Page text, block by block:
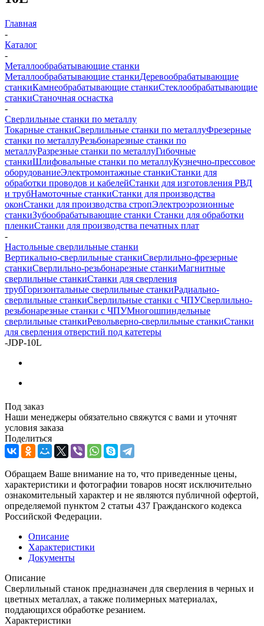
Главная
-
Каталог
-
Металлообрабатывающие станки
Металлообрабатывающие станкиДеревообрабатывающие
станкиКамнеобрабатывающие станкиСтеклообрабатывающие
станкиСтаночная оснастка
-
Сверлильные станки по металлу
Токарные станкиСверлильные станки по металлуФрезерные
станки по металлуРезьбонарезные станки по
металлуРазрезные станки по металлуГибочные
станкиШлифовальные станки по металлуКузнечно-прессовое
оборудованиеЭлектромонтажные станкиСтанки для
обработки проводов и кабелейСтанки для изготовления РВД
и трубНамоточные станкиСтанки для производства
оконСтанки для производства стропЭлектроэрозионные
станкиЗубообрабатывающие станки Станки для обработки
пленкиСтанки для производства печатных плат
-
Настольные сверлильные станки
Вертикально-сверлильные станкиСверлильно-фрезерные
станкиСверлильно-резьбонарезные станкиМагнитные
сверлильные станкиСтанки для сверления
трубГоризонтальные сверлильные станкиРадиально-
сверлильные станкиСверлильные станки с ЧПУСверлильно-
резьбонарезные станки с ЧПУМногошпиндельные
сверлильные станкиРевольверно-сверлильные станкиСтанки
для сверления отверстий под катетеры
-JDP-10L
Под заказ
Наши менеджеры обязательно свяжутся с вами и уточнят
условия заказа
Поделиться
Обращаем Ваше внимание на то, что приведенные цены,
характеристики и фотографии товаров носят исключительно
ознакомительный характер и не являются публичной офертой,
определяемой пунктом 2 статьи 437 Гражданского кодекса
Российской Федерации.
Описание
Характеристики
Документы
Описание
Сверлильный станок предназначен для сверления в черных и
цветных металлах, а также полимерных материалах,
поддающихся обработке резанием.
Характеристики